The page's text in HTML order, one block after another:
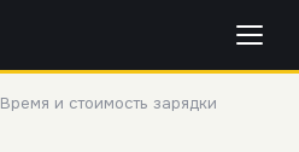
Время и стоимость зарядки